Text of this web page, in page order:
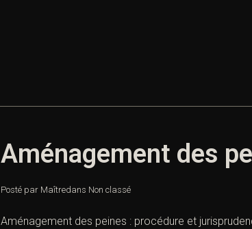
Aménagement des
Posté par Maîtredans Non classé
Aménagement des peines : procédure et